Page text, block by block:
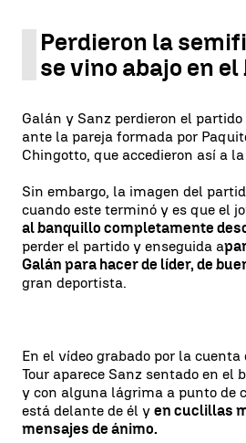
Perdieron la
se vino abajo en
Galán y Sanz perdieron el
ante la pareja formada por
Chingotto, que accedieron así a
Sin embargo, la imagen del
cuando este terminó y es que el
al banquillo completamente
perder el partido y enseguida a
Galán para hacer de líder, de
gran deportista.
En el vídeo grabado por la
Tour aparece Sanz sentado en el
y con alguna lágrima a punto de
está delante de él y en cuclillas
mensajes de ánimo.